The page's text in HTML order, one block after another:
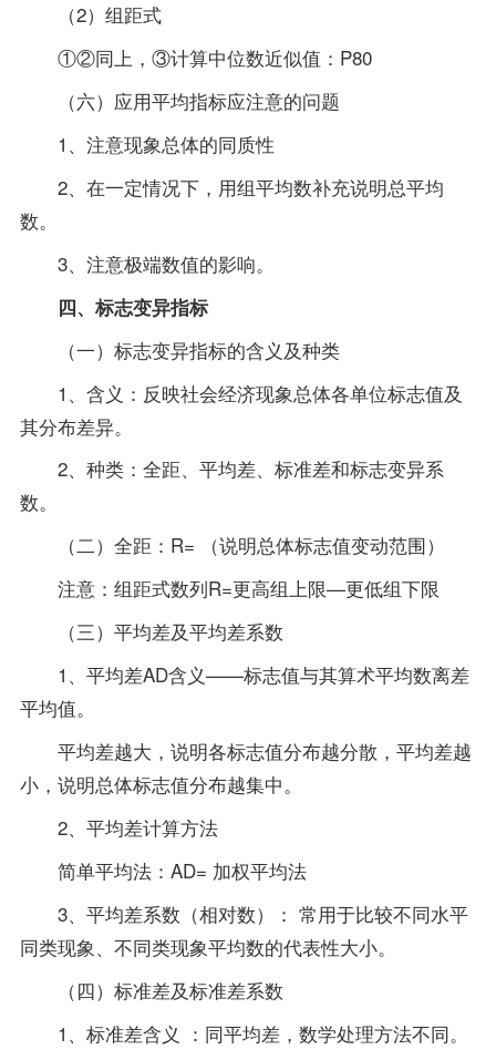
（2）组距式
①②同上，③计算中位数近似值：P80
（六）应用平均指标应注意的问题
1、注意现象总体的同质性
2、在一定情况下，用组平均数补充说明总平均
数。
3、注意极端数值的影响。
四、标志变异指标
（一）标志变异指标的含义及种类
1、含义：反映社会经济现象总体各单位标志值及
其分布差异。
2、种类：全距、平均差、标准差和标志变异系
数。
（二）全距：R= （说明总体标志值变动范围）
注意：组距式数列R=更高组上限—更低组下限
（三）平均差及平均差系数
1、平均差AD含义——标志值与其算术平均数离差
平均值。
平均差越大，说明各标志值分布越分散，平均差越
小，说明总体标志值分布越集中。
2、平均差计算方法
简单平均法：AD= 加权平均法
3、平均差系数（相对数）： 常用于比较不同水平
同类现象、不同类现象平均数的代表性大小。
（四）标准差及标准差系数
1、标准差含义 ：同平均差，数学处理方法不同。